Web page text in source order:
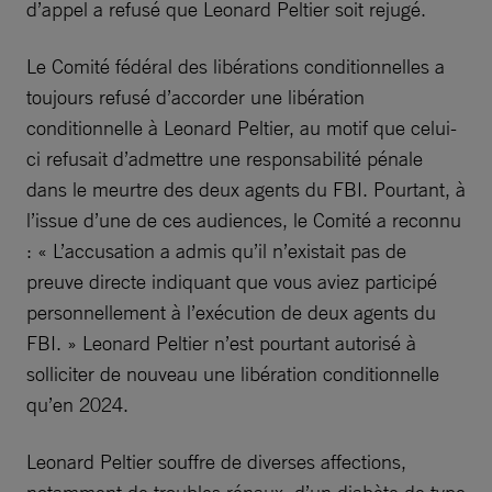
d’appel a refusé que Leonard Peltier soit rejugé.
Le Comité fédéral des libérations conditionnelles a
toujours refusé d’accorder une libération
conditionnelle à Leonard Peltier, au motif que celui-
ci refusait d’admettre une responsabilité pénale
dans le meurtre des deux agents du FBI. Pourtant, à
l’issue d’une de ces audiences, le Comité a reconnu
: « L’accusation a admis qu’il n’existait pas de
preuve directe indiquant que vous aviez participé
personnellement à l’exécution de deux agents du
FBI. » Leonard Peltier n’est pourtant autorisé à
solliciter de nouveau une libération conditionnelle
qu’en 2024.
Leonard Peltier souffre de diverses affections,